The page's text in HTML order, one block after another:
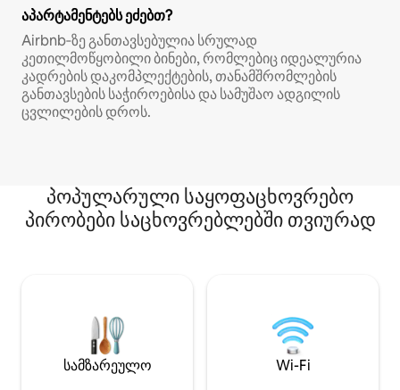
აპარტამენტებს ეძებთ?
Airbnb‑ზე განთავსებულია სრულად
კეთილმოწყობილი ბინები, რომლებიც იდეალურია
კადრების დაკომპლექტების, თანამშრომლების
განთავსების საჭიროებისა და სამუშაო ადგილის
ცვლილების დროს.
პოპულარული საყოფაცხოვრებო
პირობები საცხოვრებლებში თვიურად
სამზარეულო Wi-Fi